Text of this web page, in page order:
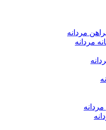
مردانه
مردانه